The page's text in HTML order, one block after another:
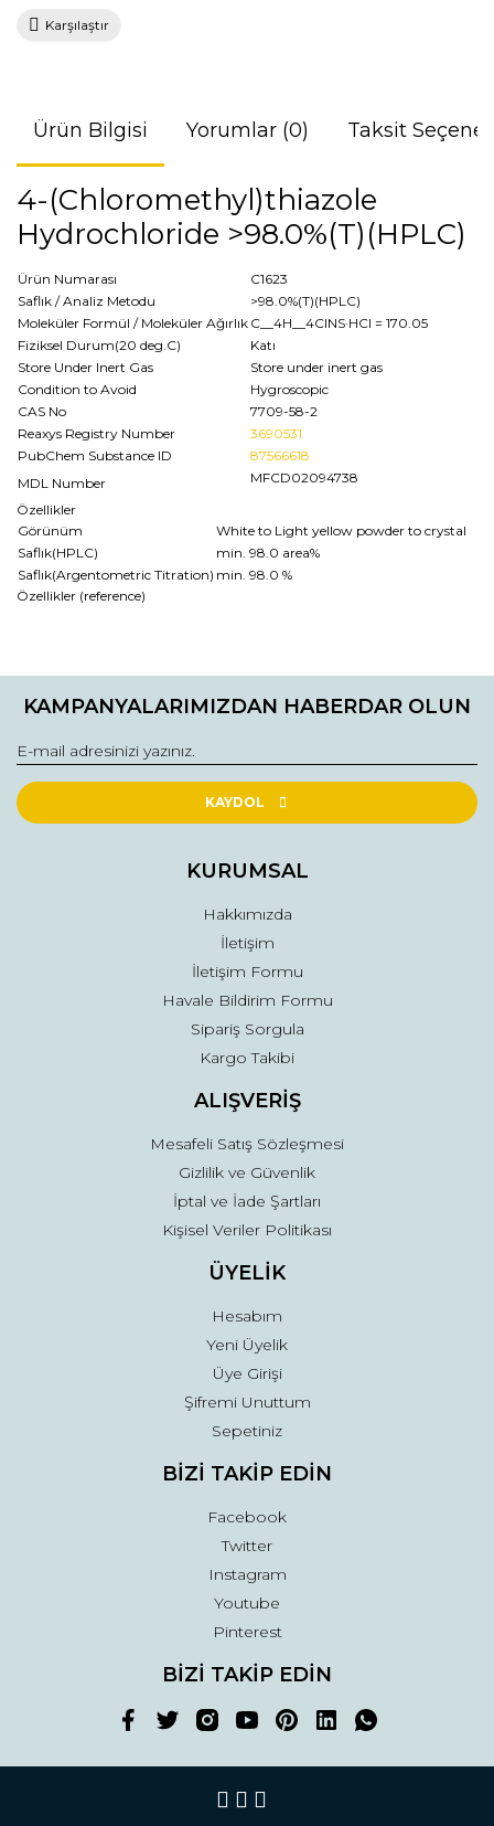
Karşılaştır
Ürün Bilgisi Yorumlar (0) Taksit
4-(Chloromethyl)thiazole
Hydrochloride >98.0%(T)(HPLC)
Ürün Numarası
C1623
Saflık / Analiz Metodu
>98.0%(T)(HPLC)
Moleküler Formül / Moleküler Ağırlık C__4H__4ClNS·HCl = 170.05
Fiziksel Durum(20 deg.C)
Katı
Store Under Inert Gas
Store under inert gas
Condition to Avoid
Hygroscopic
CAS No
7709-58-2
Reaxys Registry Number
3690531
PubChem Substance ID
87566618
MDL Number
MFCD02094738
Özellikler
Görünüm
White to Light yellow powder to crystal
Saflık(HPLC)
min. 98.0 area%
Saflık(Argentometric Titration) min. 98.0 %
Özellikler (reference)
konularda yetersiz gördüğünüz noktaları öneri formunu
Görüş ve önerileriniz için teşekkür ederiz.
Ürün resmi kalitesiz, bozuk veya görüntülenemiyor.
Ürün açıklamasında eksik bilgiler bulunuyor.
Ürün fiyatı diğer sitelerden daha pahalı.
Gönder
KAMPANYALARIMIZDAN HABERDAR OLUN
KAYDOL
KURUMSAL
Hakkımızda
İletişim
İletişim Formu
Havale Bildirim Formu
Sipariş Sorgula
Kargo Takibi
ALIŞVERİŞ
Mesafeli Satış Sözleşmesi
Gizlilik ve Güvenlik
İptal ve İade Şartları
Kişisel Veriler Politikası
ÜYELİK
Hesabım
Yeni Üyelik
Üye Girişi
Şifremi Unuttum
Sepetiniz
BİZİ TAKİP EDİN
Facebook
Twitter
Instagram
Youtube
Pinterest
BİZİ TAKİP EDİN